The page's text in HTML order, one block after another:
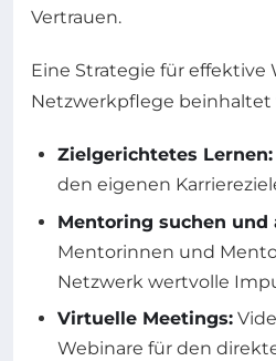
Vertrauen.
Eine Strategie für
Netzwerkpflege
Zielgerichtetes Lernen:
den eigenen
Mentoring suchen und
Mentorinnen und
Netzwerk wertvolle
Virtuelle Meetings:
Webinare für den